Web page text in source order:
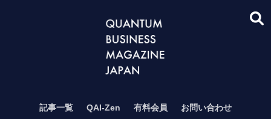
記事一覧 QAI-Zen 有料会員 お問い合わせ